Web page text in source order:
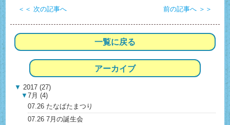
＜＜ 次の記事へ 前の記事へ ＞＞
一覧に戻る
アーカイブ
▼ 2017 (27)
▼ 7月 (4)
07.26 たなばたまつり
07.26 7月の誕生会